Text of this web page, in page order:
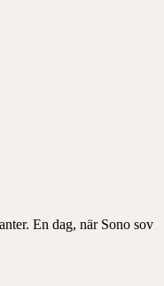
En dag, när Sono sov